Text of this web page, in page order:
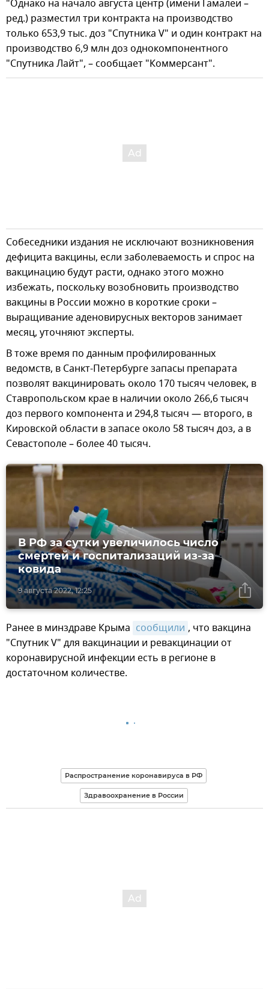
"Однако на начало августа центр (имени Гамалеи –
ред.) разместил три контракта на производство
только 653,9 тыс. доз "Спутника V" и один контракт на
производство 6,9 млн доз однокомпонентного
"Спутника Лайт", – сообщает "Коммерсант".
Собеседники издания не исключают возникновения
дефицита вакцины, если заболеваемость и спрос на
вакцинацию будут расти, однако этого можно
избежать, поскольку возобновить производство
вакцины в России можно в короткие сроки –
выращивание аденовирусных векторов занимает
месяц, уточняют эксперты.
В тоже время по данным профилированных
ведомств, в Санкт-Петербурге запасы препарата
позволят вакцинировать около 170 тысяч человек, в
Ставропольском крае в наличии около 266,6 тысяч
доз первого компонента и 294,8 тысяч — второго, в
Кировской области в запасе около 58 тысяч доз, а в
Севастополе – более 40 тысяч.
9 августа 2022, 12:25
В РФ за сутки увеличилось число
смертей и госпитализаций из-за
ковида
Ранее в минздраве Крыма сообщили , что вакцина
"Спутник V" для вакцинации и ревакцинации от
коронавирусной инфекции есть в регионе в
достаточном количестве.
Распространение коронавируса в РФ
Здравоохранение в России